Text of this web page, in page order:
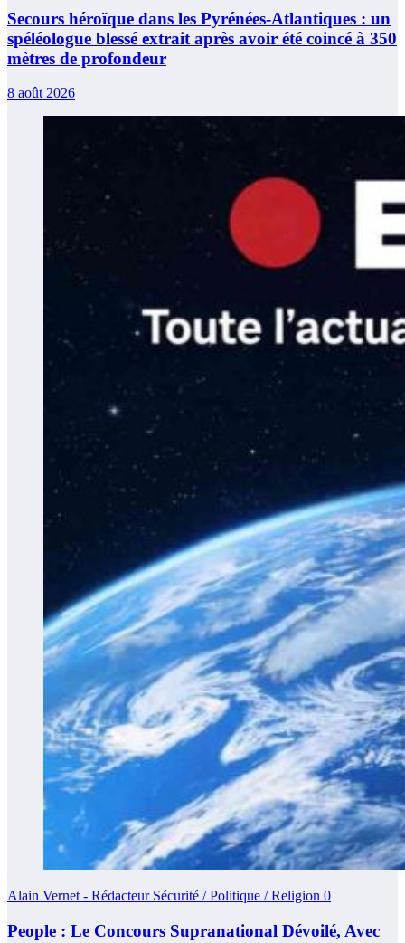
Secours héroïque dans les Pyrénées-Atlantiques : un
spéléologue blessé extrait après avoir été coincé à 350
mètres de profondeur
8 août 2026
Alain Vernet - Rédacteur Sécurité / Politique / Religion 0
People : Le Concours Supranational Dévoilé, Avec